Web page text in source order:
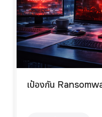
เป้องกัน